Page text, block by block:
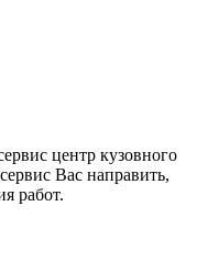
центр кузовного
Вас направить,
работ.